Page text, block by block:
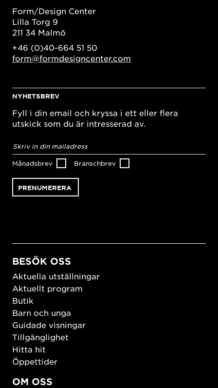
Form/Design Center
Lilla Torg 9
211 34 Malmö
+46 (0)40-664 51 50
form@formdesigncenter.com
NYHETSBREV
Fyll i din email och kryssa i ett eller flera
utskick som du är intresserad av.
postadress*
Månadsbrev Branschbrev
BESÖK OSS
Aktuella utställningar
Aktuellt program
Butik
Barn och unga
Guidade visningar
Tillgänglighet
Hitta hit
Öppettider
OM OSS